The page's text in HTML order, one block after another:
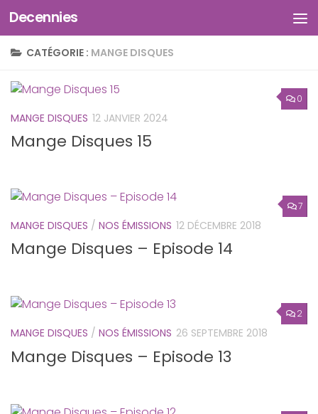
Skip to content
Decennies
CATÉGORIE : MANGE DISQUES
0
MANGE DISQUES 12 JANVIER 2024
Mange Disques 15
7
MANGE DISQUES / NOS ÉMISSIONS 12 DÉCEMBRE 2018
Mange Disques – Episode 14
2
MANGE DISQUES / NOS ÉMISSIONS 26 SEPTEMBRE 2018
Mange Disques – Episode 13